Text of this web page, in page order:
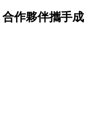
作夥伴攜手成